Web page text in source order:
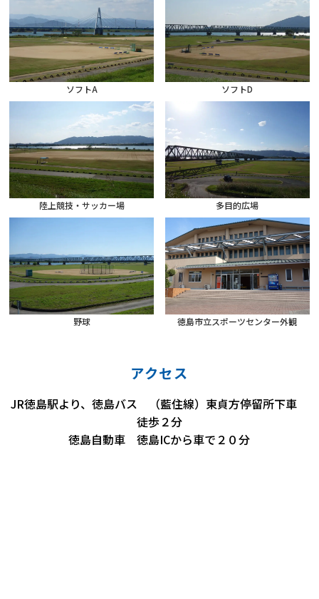
ソフトA ソフトD
陸上競技・サッカー場 多目的広場
野球 徳島市立スポーツセンター外観
アクセス
JR徳島駅より、徳島バス （藍住線）東貞方停留所下車
徒歩２分
徳島自動車 徳島ICから車で２０分